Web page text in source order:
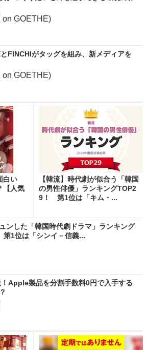
on GOETHE)
FINCHIがタッグを組み、新メディアを
on GOETHE)
白い
【人気
【韓流】時代劇が似合う「韓国
の男性俳優」ランキングTOP2
9！ 第1位は「キム・...
ンした「韓国時代劇ドラマ」ランキング
1位は「シンイ－信義...
Apple製品を分割手数料0円で入手する